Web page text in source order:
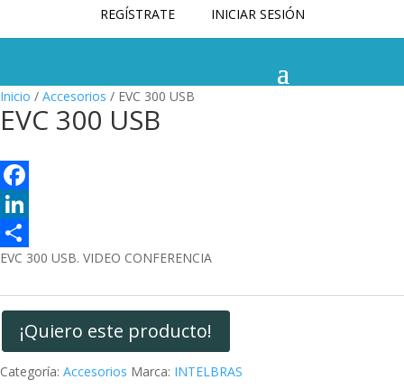
REGÍSTRATE INICIAR SESIÓN
Inicio / Accesorios / EVC 300 USB
EVC 300 USB
F
a
c
b
o
o
L
i
k
e
d
C
m
p
a
EVC 300 USB. VIDEO CONFERENCIA
¡Quiero este producto!
Categoría: Accesorios Marca: INTELBRAS